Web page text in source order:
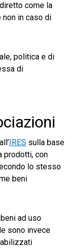
come la
in caso di
politica e di
di
IRES sulla base
prodotti, con
lo stesso
beni
ad uso
sono invece